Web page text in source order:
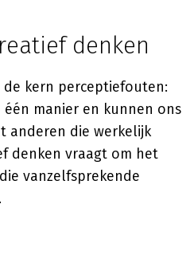
denken
kern perceptiefouten:
manier en kunnen ons
anderen die werkelijk
denken vraagt om het
vanzelfsprekende